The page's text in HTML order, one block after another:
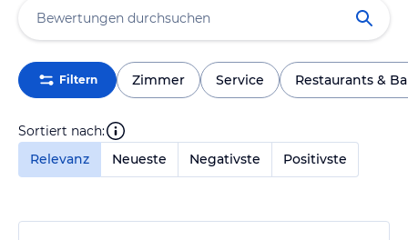
Filtern Zimmer Service Restaurants &
Sortiert nach:
Relevanz
Neueste Negativste Positivste